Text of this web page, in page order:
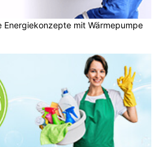
Energiekonzepte mit Wärmepumpe